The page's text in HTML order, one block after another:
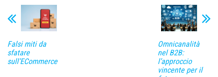
Falsi miti da
sfatare
sull’ECommerce
Omnicanalità
nel B2B:
l’approccio
vincente per il